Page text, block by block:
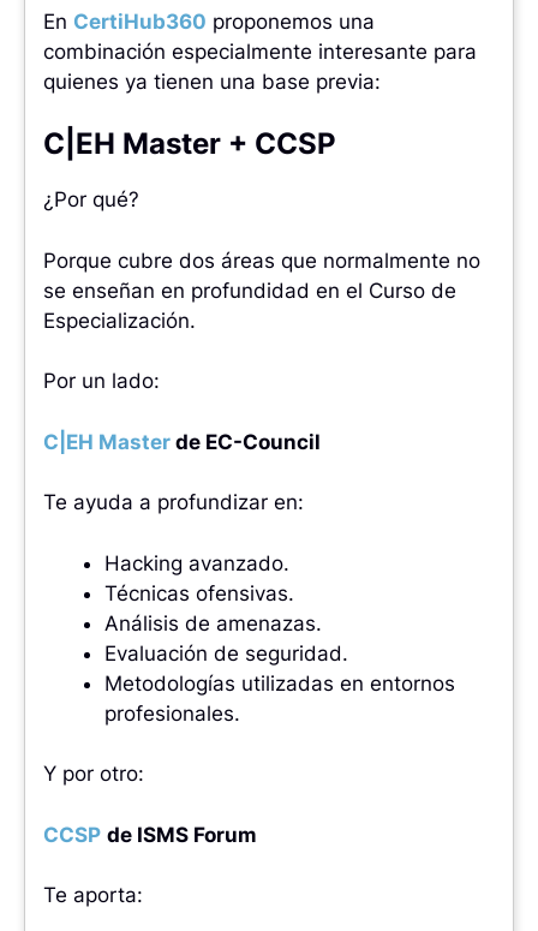
En CertiHub360 proponemos una
combinación especialmente interesante para
quienes ya tienen una base previa:
C|EH Master + CCSP
¿Por qué?
Porque cubre dos áreas que normalmente no
se enseñan en profundidad en el Curso de
Especialización.
Por un lado:
C|EH Master de EC-Council
Te ayuda a profundizar en:
Hacking avanzado.
Técnicas ofensivas.
Análisis de amenazas.
Evaluación de seguridad.
Metodologías utilizadas en entornos
profesionales.
Y por otro:
CCSP de ISMS Forum
Te aporta: